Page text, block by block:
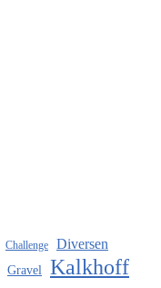
Challenge Diversen
Gravel Kalkhoff